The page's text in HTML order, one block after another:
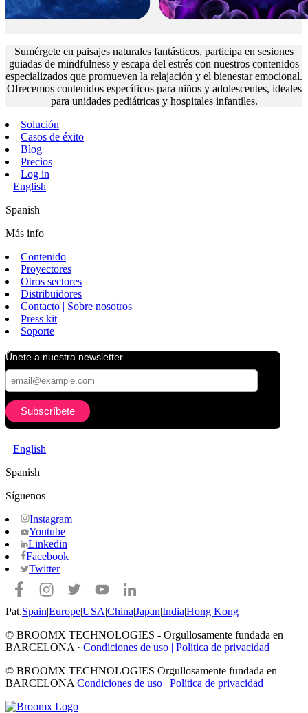
Sumérgete en paisajes naturales fantásticos, participa en sesiones
guiadas de mindfulness y escapa del estrés con nuestros contenidos
especializados que promueven la relajación y el bienestar emocional.
Ofrecemos contenidos específicos para niños y adolescentes, ideales
para unidades pediátricas y hospitales infantiles.
Solución
Casos de éxito
Blog
Precios
Log in
English
Spanish
Más info
Contenido
Proyectores
Otros sectores
Distribuidores
Contacto | Sobre nosotros
Press kit
Soporte
Únete a nuestra newsletter
English
Spanish
Síguenos
Instagram
Youtube
Linkedin
Facebook
Twitter
Pat.Spain|Europe|USA|China|Japan|India|Hong Kong
© BROOMX TECHNOLOGIES - Orgullosamente fundada en
BARCELONA · Condiciones de uso | Política de privacidad
© BROOMX TECHNOLOGIES Orgullosamente fundada en
BARCELONA Condiciones de uso | Política de privacidad